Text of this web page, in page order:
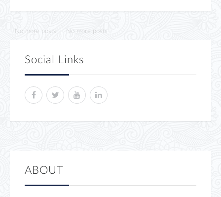
No more posts No more posts
Social Links
ABOUT